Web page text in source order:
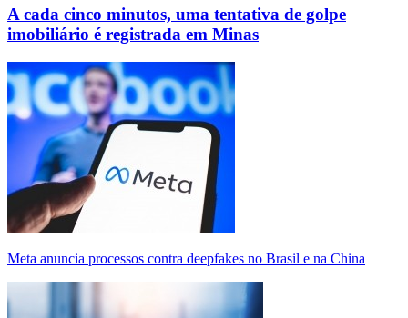
A cada cinco minutos, uma tentativa de golpe
imobiliário é registrada em Minas
Meta anuncia processos contra deepfakes no Brasil e na China